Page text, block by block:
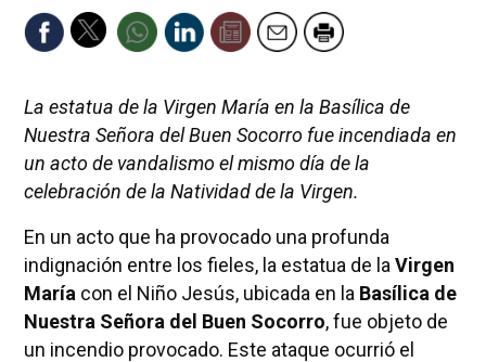
La estatua de la Virgen María en la Basílica de
Nuestra Señora del Buen Socorro fue incendiada en
un acto de vandalismo el mismo día de la
celebración de la Natividad de la Virgen.
En un acto que ha provocado una profunda
indignación entre los fieles, la estatua de la Virgen
María con el Niño Jesús, ubicada en la Basílica de
Nuestra Señora del Buen Socorro, fue objeto de
un incendio provocado. Este ataque ocurrió el